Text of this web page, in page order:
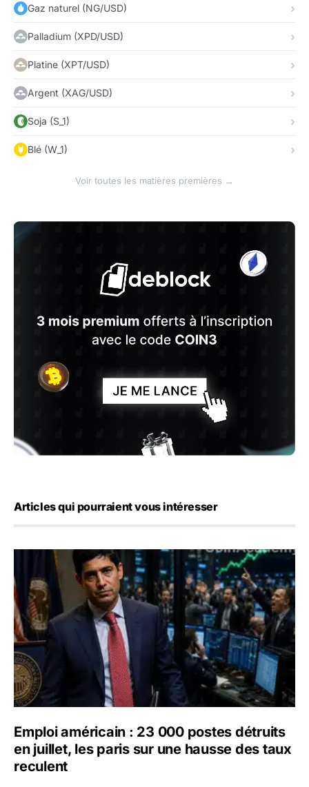
Gaz naturel (NG/USD)
Palladium (XPD/USD)
Platine (XPT/USD)
Argent (XAG/USD)
Soja (S_1)
Blé (W_1)
Voir toutes les matières premières →
Articles qui pourraient vous intéresser
Emploi américain : 23 000 postes détruits en juillet, les
Emploi américain : 23 000 postes détruits
en juillet, les paris sur une hausse des taux
reculent